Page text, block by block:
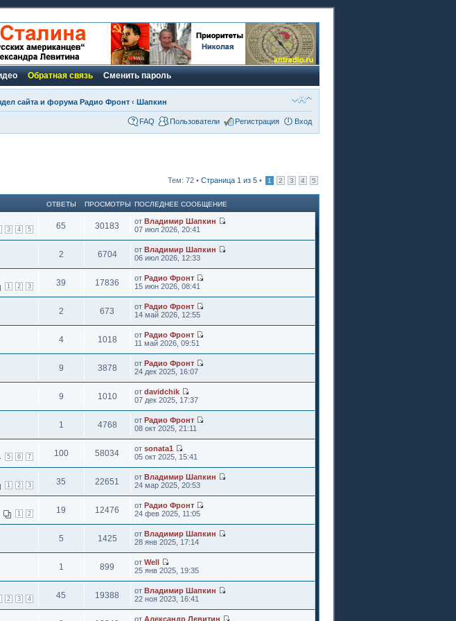
Обратная связь Сменить пароль
сайта и форума Радио Фронт ‹ Шапкин
FAQ Пользователи Регистрация Вход
Тем: 72 • Страница 1 из 5 • 1 2 3 4 5
ОТВЕТЫ ПРОСМОТРЫ ПОСЛЕДНЕЕ СООБЩЕНИЕ
3 4 5 65 30183 от Владимир Шапкин
07 июл 2026, 20:41
2 6704 от Владимир Шапкин
06 июл 2026, 12:33
1 2 3 39 17836 от Радио Фронт
15 июн 2026, 08:41
2 673 от Радио Фронт
14 май 2026, 12:55
4 1018 от Радио Фронт
11 май 2026, 09:51
9 3878 от Радио Фронт
24 дек 2025, 16:07
9 1010 от davidchik
07 дек 2025, 17:37
1 4768 от Радио Фронт
08 окт 2025, 21:11
5 6 7 100 58034 от sonata1
05 окт 2025, 15:41
1 2 3 35 22651 от Владимир Шапкин
24 мар 2025, 20:53
1 2 19 12476 от Радио Фронт
24 фев 2025, 11:05
5 1425 от Владимир Шапкин
28 янв 2025, 17:14
1 899 от Well
25 янв 2025, 19:35
2 3 4 45 19388 от Владимир Шапкин
22 ноя 2023, 16:41
от Александр Левитин